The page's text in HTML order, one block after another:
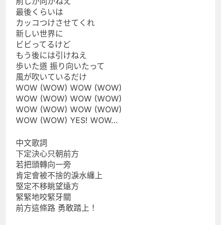
最後くらいは
カッコつけさせてくれ
新しい世界に
ビビってるけど
もう後には引けねえ
歩いた道 振り向いたって
風が吹いているだけ
WOW (WOW) WOW (WOW)
WOW (WOW) WOW (WOW)
WOW (WOW) WOW (WOW)
WOW (WOW) YES! WOW…
中文歌詞
下定決心只朝前方
若把頭轉向一旁
肯定會被不捨的淚水纏上
堅定不移眺望遠方
緊緊地咬緊牙關
前方這條路 勇敢踏上！